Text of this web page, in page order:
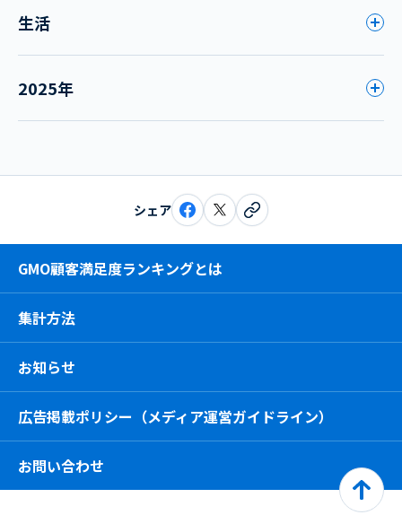
生活
2025年
シェア
GMO顧客満足度ランキングとは
集計方法
お知らせ
広告掲載ポリシー（メディア運営ガイドライン）
お問い合わせ